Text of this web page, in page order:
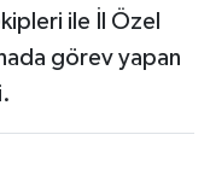
ile İl Özel
görev yapan